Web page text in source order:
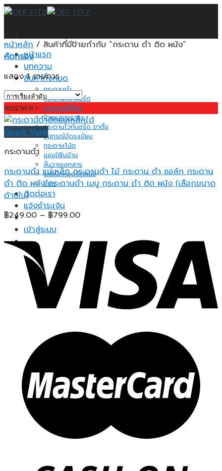
Skip
หน้าแรก
บทความ
สินค้าทั้งหมด
กระดานดำ
กระดานไวท์บอร์ด
กระดานไม้ก็อก
ป้ายแสดงราคา
กระดานไวท์บอร์ด ขาตั้ง
อุปกรณ์จัดระเบียบ
กระดาษโน้ต
ของใช้ในบ้าน
ชั้นวางเอกสาร
แผ่นปักหมุดติดผนัง
อื่นๆ
ติดต่อเรา
แจ้งชำระเงิน
เข้าสู่ระบบ
หน้าหลัก / สินค้าที่มีป้ายกำกับ “กระดาน ดํา ติด ผนัง”
คัดกรอง
แสดง 1 รายการ
ลดราคา!
Quick View
กระดานดำ
กระดานดำ แม่เหล็ก กระดานดำ ไม้ กระดาน ดํา ชอล์ก กระดาน
ดำ ติด ผนัง กระดานดำ เมนู กระดาน ดํา ติด ผนัง (เลือกขนาด
ด้านใน)
฿249.00 – ฿799.00Price
฿249.00
through
฿799.00